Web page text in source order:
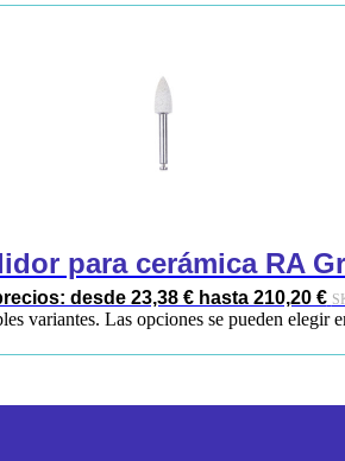
para cerámica RA
desde 23,38 € hasta 210,20 €
variantes. Las opciones se pueden elegir